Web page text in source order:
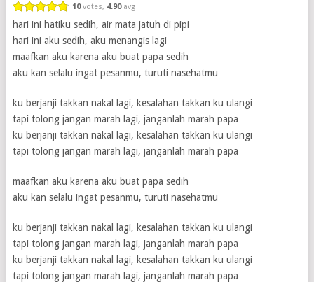
10votes, 4.90avg
hari ini hatiku sedih, air mata jatuh di pipi
hari ini aku sedih, aku menangis lagi
maafkan aku karena aku buat papa sedih
aku kan selalu ingat pesanmu, turuti nasehatmu
ku berjanji takkan nakal lagi, kesalahan takkan ku ulangi
tapi tolong jangan marah lagi, janganlah marah papa
ku berjanji takkan nakal lagi, kesalahan takkan ku ulangi
tapi tolong jangan marah lagi, janganlah marah papa
maafkan aku karena aku buat papa sedih
aku kan selalu ingat pesanmu, turuti nasehatmu
ku berjanji takkan nakal lagi, kesalahan takkan ku ulangi
tapi tolong jangan marah lagi, janganlah marah papa
ku berjanji takkan nakal lagi, kesalahan takkan ku ulangi
tapi tolong jangan marah lagi, janganlah marah papa